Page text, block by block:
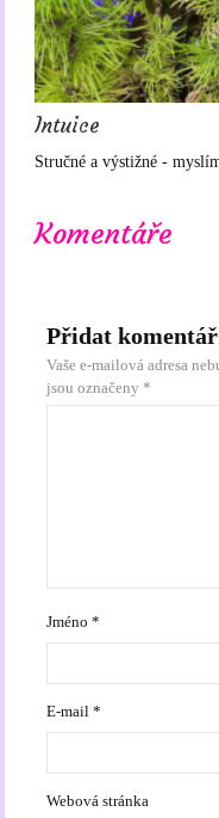
Intuice
Stručné a výstižné -
Komentáře
Přidat komentář
Vaše e-mailová adresa
jsou označeny *
Jméno*
E-mail*
Webová stránka